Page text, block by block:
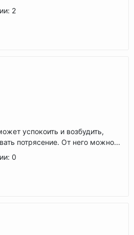
2
успокоить и возбудить,
потрясение. От него можно...
0